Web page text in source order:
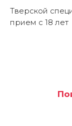
Тверской
прием с 18 лет